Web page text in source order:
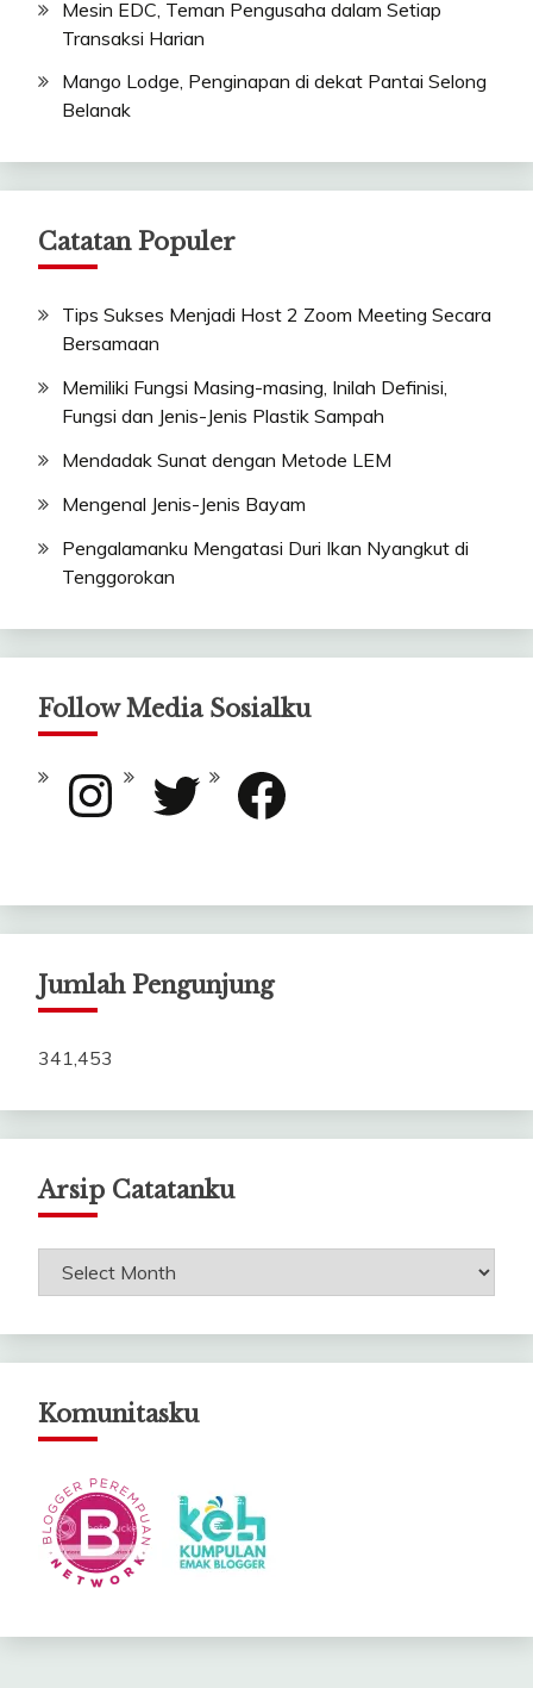
Mesin EDC, Teman Pengusaha dalam Setiap
Transaksi Harian
Mango Lodge, Penginapan di dekat Pantai Selong
Belanak
Catatan Populer
Tips Sukses Menjadi Host 2 Zoom Meeting Secara
Bersamaan
Memiliki Fungsi Masing-masing, Inilah Definisi,
Fungsi dan Jenis-Jenis Plastik Sampah
Mendadak Sunat dengan Metode LEM
Mengenal Jenis-Jenis Bayam
Pengalamanku Mengatasi Duri Ikan Nyangkut di
Tenggorokan
Follow Media Sosialku
Instagram Twitter Facebook
Jumlah Pengunjung
341,453
Arsip Catatanku
Arsip
Catatanku
Komunitasku